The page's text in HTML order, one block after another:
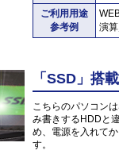
ご利用用途
参考例
演
「SSD」搭
こちらのパソコン
み書きするHDDと
め、電源を入れて
す。